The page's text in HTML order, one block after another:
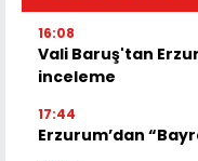
16:08
Vali Baruş'tan
inceleme
17:44
Erzurum’dan